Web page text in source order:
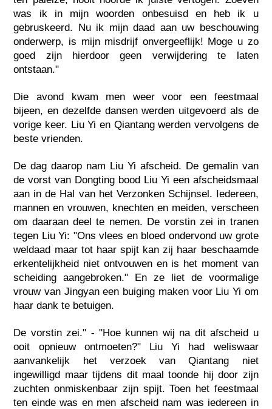
was ik in mijn woorden onbesuisd en heb ik u
gebruskeerd. Nu ik mijn daad aan uw beschouwing
onderwerp, is mijn misdrijf onvergeeflijk! Moge u zo
goed zijn hierdoor geen verwijdering te laten
ontstaan."
Die avond kwam men weer voor een feestmaal
bijeen, en dezelfde dansen werden uitgevoerd als de
vorige keer. Liu Yi en Qiantang werden vervolgens de
beste vrienden.
De dag daarop nam Liu Yi afscheid. De gemalin van
de vorst van Dongting bood Liu Yi een afscheidsmaal
aan in de Hal van het Verzonken Schijnsel. Iedereen,
mannen en vrouwen, knechten en meiden, verscheen
om daaraan deel te nemen. De vorstin zei in tranen
tegen Liu Yi: "Ons vlees en bloed ondervond uw grote
weldaad maar tot haar spijt kan zij haar beschaamde
erkentelijkheid niet ontvouwen en is het moment van
scheiding aangebroken." En ze liet de voormalige
vrouw van Jingyan een buiging maken voor Liu Yi om
haar dank te betuigen.
De vorstin zei." - "Hoe kunnen wij na dit afscheid u
ooit opnieuw ontmoeten?" Liu Yi had weliswaar
aanvankelijk het verzoek van Qiantang niet
ingewilligd maar tijdens dit maal toonde hij door zijn
zuchten onmiskenbaar zijn spijt. Toen het feestmaal
ten einde was en men afscheid nam was iedereen in